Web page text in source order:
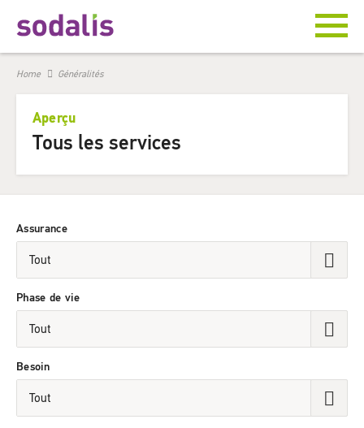
Home Généralités
Aperçu
Tous les services
Assurance
Phase de vie
Besoin